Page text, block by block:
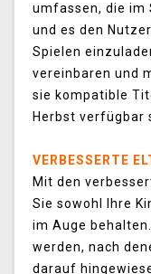
umfassen, die im
und es den
Spielen
vereinbaren und
sie kompatible
Herbst verfügbar
VERBESSERTE
Mit den
Sie sowohl Ihre
im Auge
werden, nach
darauf